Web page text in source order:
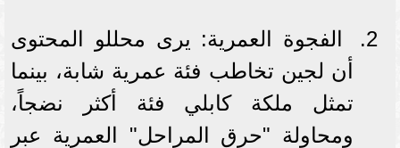
الفجوة العمرية: يرى محللو المحتوى
أن لجين تخاطب فئة عمرية شابة، بينما
تمثل ملكة كابلي فئة أكثر نضجاً،
ومحاولة "حرق المراحل" العمرية عبر